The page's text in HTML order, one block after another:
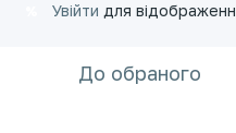
Увійти для
До обраного